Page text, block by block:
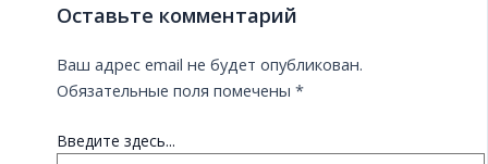
Оставьте комментарий
Ваш адрес email не будет опубликован.
Обязательные поля помечены*
Введите здесь...